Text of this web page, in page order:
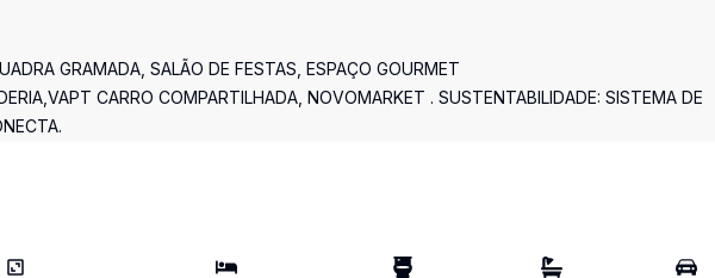
GRAMADA, SALÃO DE FESTAS, ESPAÇO GOURMET
CARRO COMPARTILHADA, NOVOMARKET . SUSTENTABILIDADE: SISTEMA DE